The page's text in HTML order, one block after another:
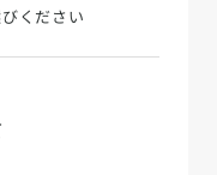
ください